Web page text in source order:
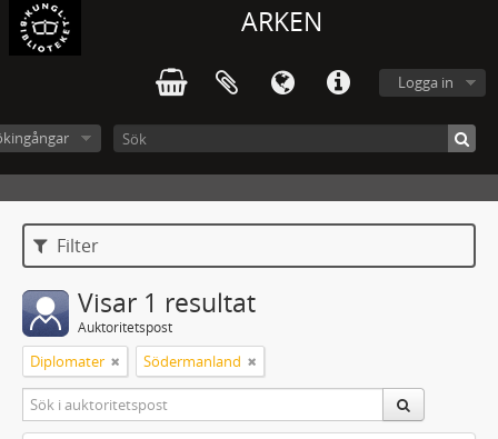
ARKEN
Logga in
Filter
Visar 1 resultat
Auktoritetspost
Diplomater Södermanland